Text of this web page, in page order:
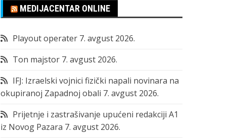
MEDIJACENTAR ONLINE
Playout operater 7. avgust 2026.
Ton majstor 7. avgust 2026.
IFJ: Izraelski vojnici fizički napali novinara na
okupiranoj Zapadnoj obali 7. avgust 2026.
Prijetnje i zastrašivanje upućeni redakciji A1
iz Novog Pazara 7. avgust 2026.